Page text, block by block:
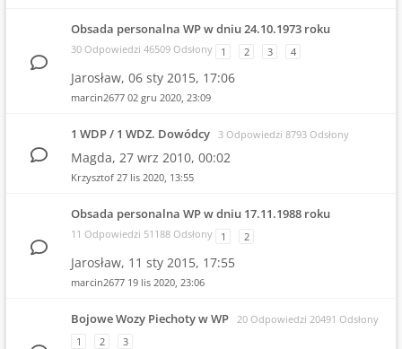
Obsada personalna WP w dniu 24.10.1973 roku
30 Odpowiedzi 46509 Odsłony 1 2 3 4
Jarosław, 06 sty 2015, 17:06
marcin2677 02 gru 2020, 23:09
1 WDP / 1 WDZ. Dowódcy 3 Odpowiedzi 8793 Odsłony
Magda, 27 wrz 2010, 00:02
Krzysztof 27 lis 2020, 13:55
Obsada personalna WP w dniu 17.11.1988 roku
11 Odpowiedzi 51188 Odsłony 1 2
Jarosław, 11 sty 2015, 17:55
marcin2677 19 lis 2020, 23:06
Bojowe Wozy Piechoty w WP 20 Odpowiedzi 20491 Odsłony
1
2 3